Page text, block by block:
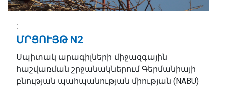
ՄՐՑՈՒՅԹ N2
Սպիտակ արագիլների միջազգային
հաշվառման շրջանակներում Գերմանիայի
բնության պահպանության միության (NABU)